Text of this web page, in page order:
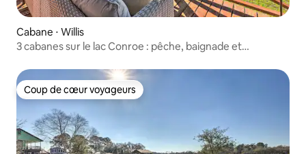
Cabane ⋅ Willis
3 cabanes sur le lac Conroe : pêche, baignade et
Coup de cœur voyageurs
Coup de cœur voyageurs